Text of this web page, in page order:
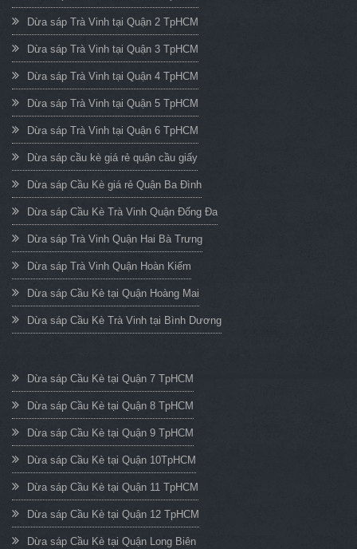
Dừa sáp Trà Vinh tại Quận 2 TpHCM
Dừa sáp Trà Vinh tại Quận 3 TpHCM
Dừa sáp Trà Vinh tại Quận 4 TpHCM
Dừa sáp Trà Vinh tại Quận 5 TpHCM
Dừa sáp Trà Vinh tại Quận 6 TpHCM
Dừa sáp cầu kè giá rẻ quận cầu giấy
Dừa sáp Cầu Kè giá rẻ Quận Ba Đình
Dừa sáp Cầu Kè Trà Vinh Quận Đống Đa
Dừa sáp Trà Vinh Quận Hai Bà Trưng
Dừa sáp Trà Vinh Quận Hoàn Kiếm
Dừa sáp Cầu Kè tại Quận Hoàng Mai
Dừa sáp Cầu Kè Trà Vinh tại Bình Dương
Dừa sáp Cầu Kè tại Quận 7 TpHCM
Dừa sáp Cầu Kè tại Quận 8 TpHCM
Dừa sáp Cầu Kè tại Quận 9 TpHCM
Dừa sáp Cầu Kè tại Quận 10TpHCM
Dừa sáp Cầu Kè tại Quận 11 TpHCM
Dừa sáp Cầu Kè tại Quận 12 TpHCM
Dừa sáp Cầu Kè tại Quận Long Biên